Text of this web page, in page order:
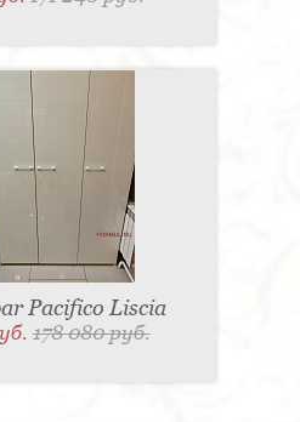
Pacifico Liscia
178 080 руб.